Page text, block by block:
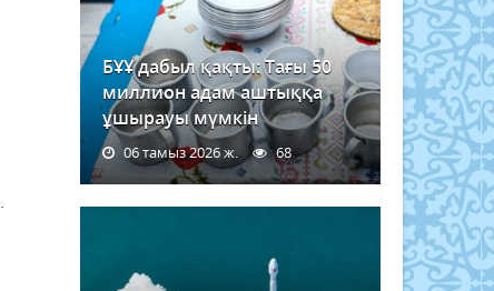
БҰҰ дабыл қақты: Тағы 50
миллион адам аштыққа
ұшырауы мүмкін
06 тамыз 2026 ж. 68